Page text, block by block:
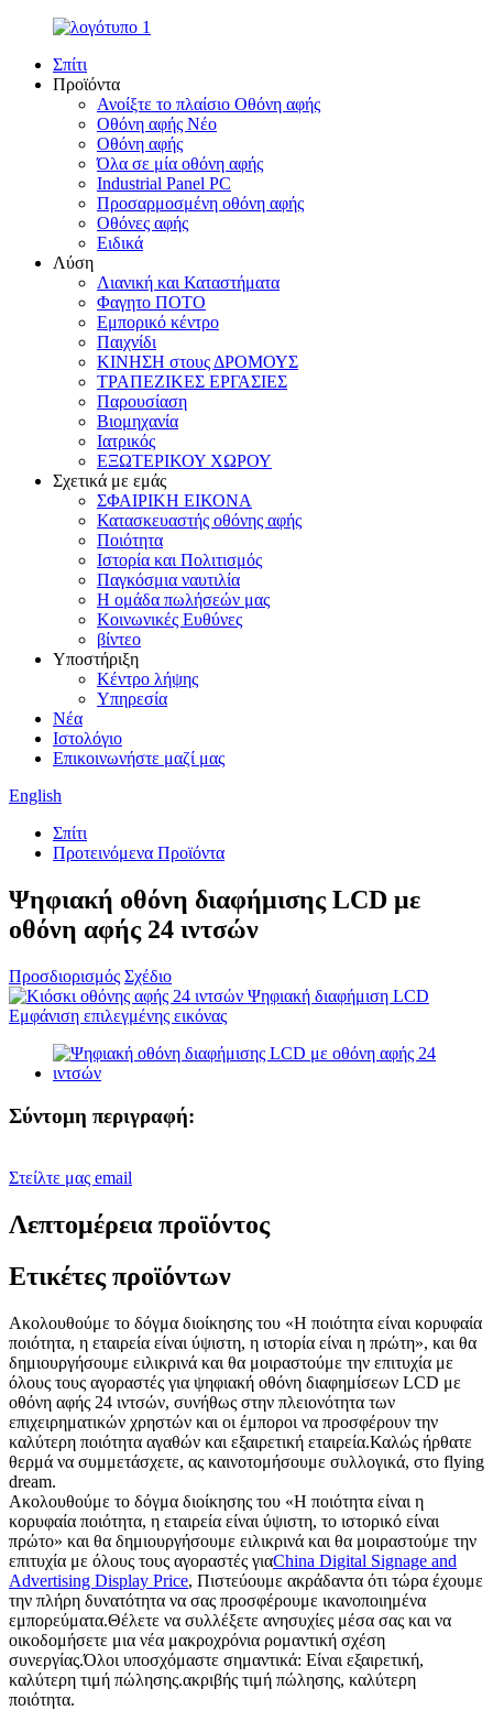
Σπίτι
Προϊόντα
Ανοίξτε το πλαίσιο Οθόνη αφής
Οθόνη αφής Νέο
Οθόνη αφής
Όλα σε μία οθόνη αφής
Industrial Panel PC
Προσαρμοσμένη οθόνη αφής
Οθόνες αφής
Ειδικά
Λύση
Λιανική και Καταστήματα
Φαγητο ΠΟΤΟ
Εμπορικό κέντρο
Παιχνίδι
ΚΙΝΗΣΗ στους ΔΡΟΜΟΥΣ
ΤΡΑΠΕΖΙΚΕΣ ΕΡΓΑΣΙΕΣ
Παρουσίαση
Βιομηχανία
Ιατρικός
ΕΞΩΤΕΡΙΚΟΥ ΧΩΡΟΥ
Σχετικά με εμάς
ΣΦΑΙΡΙΚΗ ΕΙΚΟΝΑ
Κατασκευαστής οθόνης αφής
Ποιότητα
Ιστορία και Πολιτισμός
Παγκόσμια ναυτιλία
Η ομάδα πωλήσεών μας
Κοινωνικές Ευθύνες
βίντεο
Υποστήριξη
Κέντρο λήψης
Υπηρεσία
Νέα
Ιστολόγιο
Επικοινωνήστε μαζί μας
English
Σπίτι
Προτεινόμενα Προϊόντα
Ψηφιακή οθόνη διαφήμισης LCD με
οθόνη αφής 24 ιντσών
Προσδιορισμός Σχέδιο
Σύντομη περιγραφή:
Στείλτε μας email
Λεπτομέρεια προϊόντος
Ετικέτες προϊόντων
Ακολουθούμε το δόγμα διοίκησης του «Η ποιότητα είναι κορυφαία
ποιότητα, η εταιρεία είναι ύψιστη, η ιστορία είναι η πρώτη», και θα
δημιουργήσουμε ειλικρινά και θα μοιραστούμε την επιτυχία με
όλους τους αγοραστές για ψηφιακή οθόνη διαφημίσεων LCD με
οθόνη αφής 24 ιντσών, συνήθως στην πλειονότητα των
επιχειρηματικών χρηστών και οι έμποροι να προσφέρουν την
καλύτερη ποιότητα αγαθών και εξαιρετική εταιρεία.Καλώς ήρθατε
θερμά να συμμετάσχετε, ας καινοτομήσουμε συλλογικά, στο flying
dream.
Ακολουθούμε το δόγμα διοίκησης του «Η ποιότητα είναι η
κορυφαία ποιότητα, η εταιρεία είναι ύψιστη, το ιστορικό είναι
πρώτο» και θα δημιουργήσουμε ειλικρινά και θα μοιραστούμε την
επιτυχία με όλους τους αγοραστές γιαChina Digital Signage and
Advertising Display Price, Πιστεύουμε ακράδαντα ότι τώρα έχουμε
την πλήρη δυνατότητα να σας προσφέρουμε ικανοποιημένα
εμπορεύματα.Θέλετε να συλλέξετε ανησυχίες μέσα σας και να
οικοδομήσετε μια νέα μακροχρόνια ρομαντική σχέση
συνεργίας.Όλοι υποσχόμαστε σημαντικά: Είναι εξαιρετική,
καλύτερη τιμή πώλησης.ακριβής τιμή πώλησης, καλύτερη
ποιότητα.